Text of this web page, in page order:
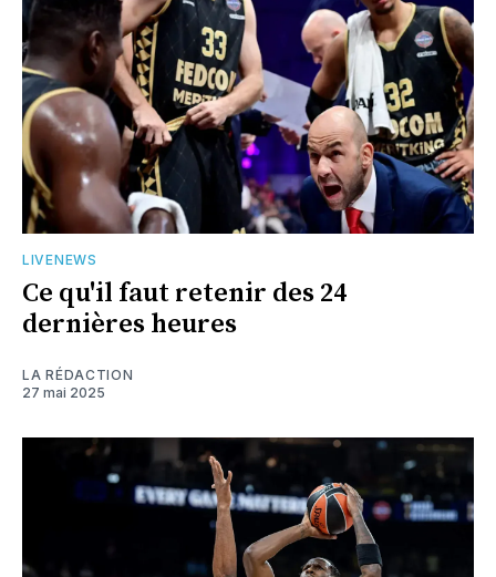
LIVENEWS
Ce qu'il faut retenir des 24
dernières heures
LA RÉDACTION
27 mai 2025